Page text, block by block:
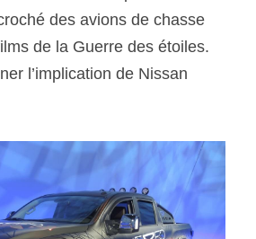
des avions de chasse
de la Guerre des étoiles.
l’implication de Nissan